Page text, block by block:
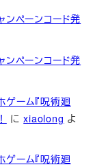
ンペーンコード発
ンペーンコード発
ーム『呪術廻
にxiaolong よ
ーム『呪術廻